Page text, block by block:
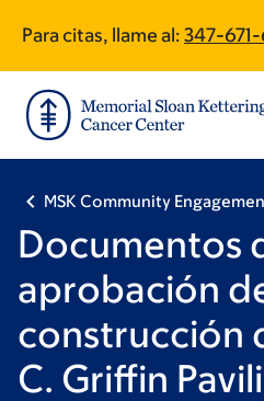
main
content
footer
Para citas, llame al: 347-
MSK Community
Documentos
aprobación
construcción
C. Griffin